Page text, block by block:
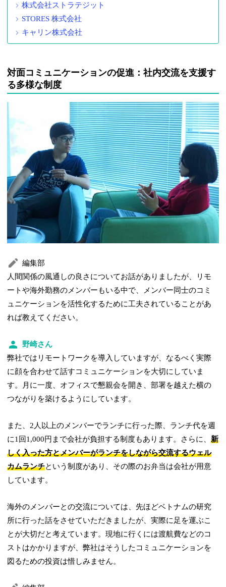
株式会社ストラテジット
STORES 株式会社
キャリン株式会社
対面コミュニケーションの促進：社内交流を支援す
る多様な制度
編集部
人間関係の風通しの良さについてお話がありましたが、リモ
ートや海外勤務のメンバーもいる中で、メンバー同士のコミ
ュニケーションを活性化するために工夫されていることがあ
れば教えてください。
野崎さん
弊社ではリモートワークを導入していますが、なるべく実際
に顔を合わせて話すコミュニケーションを大切にしていま
す。月に一度、オフィスで懇親会を開き、部署を越えた横の
つながりを築けるようにしています。
また、2人以上のメンバーでランチに行った際、ランチ代を週
に1回1,000円まで会社が負担する制度もあります。さらに、新
しく入った方とメンバーがランチをしながら交流するウェル
カムランチという制度があり、その際のお弁当は会社が用意
しています。
海外のメンバーとの交流については、先ほどベトナムの研究
所に行った話をさせていただきましたが、実際に足を運ぶこ
とが大切だと考えています。現地に行くには渡航費などのコ
ストはかかりますが、弊社はそうしたコミュニケーションを
図るための投資は惜しみません。